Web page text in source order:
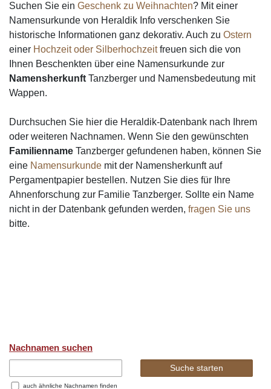
Suchen Sie ein Geschenk zu Weihnachten? Mit einer
Namensurkunde von Heraldik Info verschenken Sie
historische Informationen ganz dekorativ. Auch zu Ostern
einer Hochzeit oder Silberhochzeitfreuen sich die von
Ihnen Beschenkten über eine Namensurkunde zur
Namensherkunft Tanzberger und Namensbedeutung mit
Wappen.
Durchsuchen Sie hier die Heraldik-Datenbank nach Ihrem
oder weiteren Nachnamen. Wenn Sie den gewünschten
Familienname Tanzberger gefundenen haben, können Sie
eine Namensurkunde mit der Namensherkunft auf
Pergamentpapier bestellen. Nutzen Sie dies für Ihre
Ahnenforschung zur Familie Tanzberger. Sollte ein Name
nicht in der Datenbank gefunden werden, fragen Sie uns
bitte.
Nachnamen suchen
auch ähnliche Nachnamen finden